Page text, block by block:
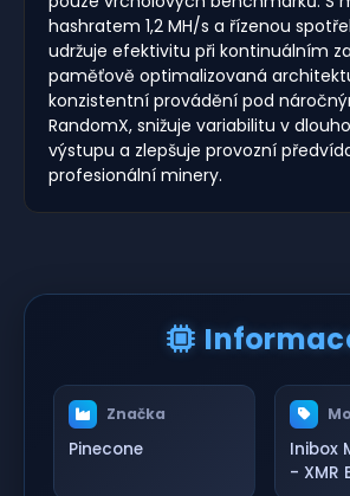
hashratem 1,2 MH/s a řízenou
udržuje efektivitu při kontinuálním
paměťově optimalizovaná
konzistentní provádění pod
RandomX, snižuje variabilitu v
výstupu a zlepšuje provozní
profesionální minery.
Značka
Pinecone
Inibox
- XMR